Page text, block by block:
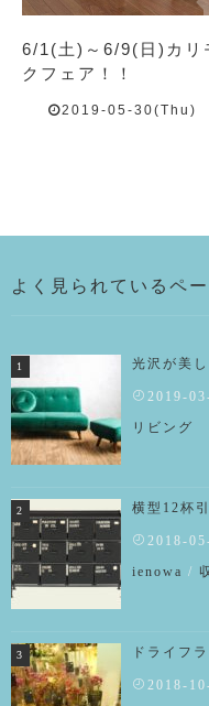
6/1(土)～6/9(日)カリ
クフェア！！
2019-05-30(Thu)
よく見られているペ
光沢が美
2019-
リビング
横型12杯
2018-
ienowa /
ドライフ
2018-